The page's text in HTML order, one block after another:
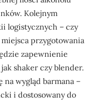
Kolejnym
logistycznych – czy
przygotowania
zapewnienie
shaker czy blender.
wygląd barmana –
i dostosowany do